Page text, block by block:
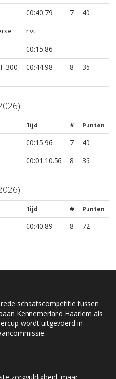
00:40.79 7
40
nvt
00:15.86
300
00:44.98 8 36
Tijd # Punten
00:15.96 7
40
00:01:10.56 8 36
Tijd # Punten
00:40.89 8 72
schaatscompetitie tussen
Kennemerland Haarlem als
wordt uitgevoerd in
zorgvuldigheid, maar